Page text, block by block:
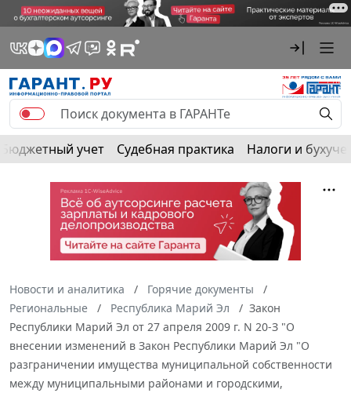
Бюджетный учет Судебная практика Налоги и
Новости и аналитика
Горячие документы
Региональные
Республика Марий Эл
Закон
Республики Марий Эл от 27 апреля 2009 г. N 20-З "О
внесении изменений в Закон Республики Марий Эл "О
разграничении имущества муниципальной собственности
между муниципальными районами и городскими,